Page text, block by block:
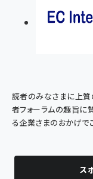
読者のみなさまに上質
者フォーラムの趣旨に
る企業さまのおかげで
ス